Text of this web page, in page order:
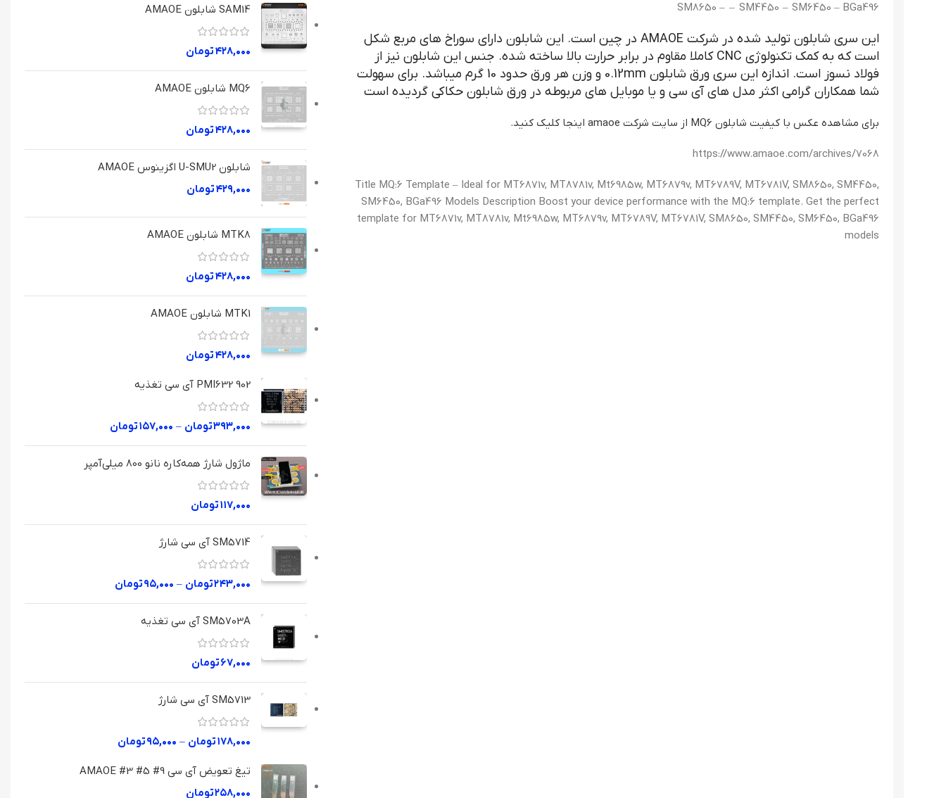
SM8650 – – SM4450 – SM6450 – BGa496
این سری شابلون تولید شده در شرکت AMAOE در چین است. این شابلون دارای سوراخ های مربع شکل
است که به کمک تکنولوژی CNC کاملا مقاوم در برابر حرارت بالا ساخته شده. جنس این شابلون نیز از
فولاد نسوز است. اندازه این سری ورق شابلون 0.12mm و وزن هر ورق حدود 10 گرم میباشد. برای سهولت
شما همکاران گرامی اکثر مدل های آی سی و یا موبایل های مربوطه در ورق شابلون حکاکی گردیده است
برای مشاهده عکس با کیفیت شابلون MQ6 از سایت شرکت amaoe اینجا کلیک کنید.
https://www.amaoe.com/archives/7068
Title MQ:6 Template – Ideal for MT6871v, MT8781v, Mt6985w, MT6879v, MT6789V, MT6781V, SM8650, SM4450,
SM6450, BGa496 Models Description Boost your device performance with the MQ:6 template. Get the perfect
template for MT6871v, MT8781v, Mt6985w, MT6879v, MT6789V, MT6781V, SM8650, SM4450, SM6450, BGa496
models
SAM14 شابلون AMAOE
۴۲۸,۰۰۰تومان
MQ6 شابلون AMAOE
۴۲۸,۰۰۰تومان
شابلون U-SMU2 اگزینوس AMAOE
۴۲۹,۰۰۰تومان
MTK8 شابلون AMAOE
۴۲۸,۰۰۰تومان
MTK1 شابلون AMAOE
۴۲۸,۰۰۰تومان
PMI632 902 آی سی تغذیه
۳۹۳,۰۰۰تومان – ۱۵۷,۰۰۰تومان
ماژول شارژ همه‌کاره نانو 800 میلی‌آمپر
۱۱۷,۰۰۰تومان
SM5714 آی سی شارژ
۲۴۳,۰۰۰تومان – ۹۵,۰۰۰تومان
SM5703A آی سی تغذیه
۶۷,۰۰۰تومان
SM5713 آی سی شارژ
۱۷۸,۰۰۰تومان – ۹۵,۰۰۰تومان
تیغ تعویض آی سی AMAOE #3 #5 #9
۲۵۸,۰۰۰تومان